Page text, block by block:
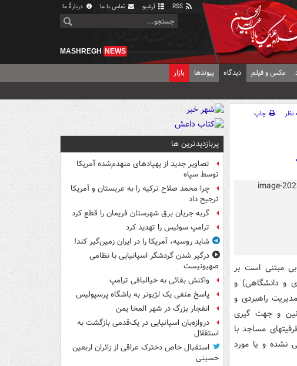
آرشیو تماس با ما دربارهٔ ما
MASHREGH NEWS
عکس و فیلم دیدگاه پیوندها بازار
چاپ
مبتنی است بر
و دانشگاهی) و
راهبردی و
و جهت گیری
مساجد با
نشده و یا مورد
پربازدیدترین ها
تصاویر جدید از پهپادهای منهدم‌شده آمریکا
توسط سپاه
چرا محمد صلاح ترکیه را به عربستان و آمریکا
ترجیح داد
گربه جریان برق شهرستان فریمان را قطع کرد
ترامپ سوئیس را تهدید کرد
شاید روسیه، آمریکا را در ایران زمین‌گیر کند!
درگیر شدن گردشگر اسپانیایی با نظامی
صهیونیست
واکنش بقائی به خیالبافی ترامپ
پاسخ منفی یک لژیونر به باشگاه پرسپولیس
انفجار بزرگ در شهر المخا یمن
دروازه‌بان اسپانیایی در یک‌قدمی بازگشت به
استقلال
استقبال خاص دخترک عراقی از زائران اربعین
حسینی